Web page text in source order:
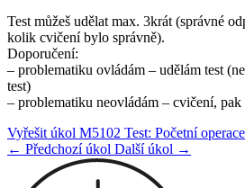
Test můžeš udělat max. 3krát (správné
kolik cvičení bylo správně).
Doporučení:
– problematiku ovládám – udělám test
test)
– problematiku neovládám – cvičení, pak
Vyřešit úkol M5102 Test: Početní operace
← Předchozí úkol Další úkol →